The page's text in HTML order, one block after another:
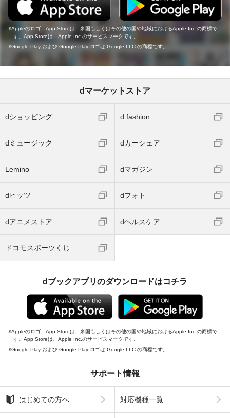
Appleのロゴ、App Storeは、米国もしくはその他の国や地域におけるApple Inc.の商標で
す。App Storeは、Apple Inc.のサービスマークです。
Google Play および Google Play ロゴは Google LLC の商標です。
dマーケットストア
dショッピング d fashion
dミュージック dカーシェア
Lemino dマガジン
dヒッツ dフォト
dアニメストア dヘルスケア
ドコモスポーツくじ
dブックアプリのダウンロードはコチラ
Appleのロゴ、App Storeは、米国もしくはその他の国や地域におけるApple Inc.の商標で
す。App Storeは、Apple Inc.のサービスマークです。
Google Play および Google Play ロゴは Google LLC の商標です。
サポート情報
はじめての方へ 対応機種一覧